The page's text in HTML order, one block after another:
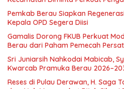
Pemkab Berau Siapkan
Kepala OPD Segera Diisi
Gamalis Dorong FKUB Perkuat
Berau dari Paham Pemecah
Sri Juniarsih Nahkodai Mabicab,
Kwarcab Pramuka Berau
Reses di Pulau Derawan, H. Saga